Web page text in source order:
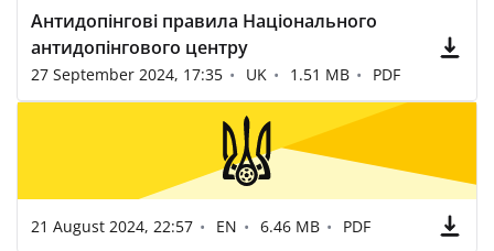
Антидопінгові правила Національного
антидопінгового центру
27 September 2024, 17:35 UK 1.51 MB PDF
21 August 2024, 22:57 EN 6.46 MB PDF